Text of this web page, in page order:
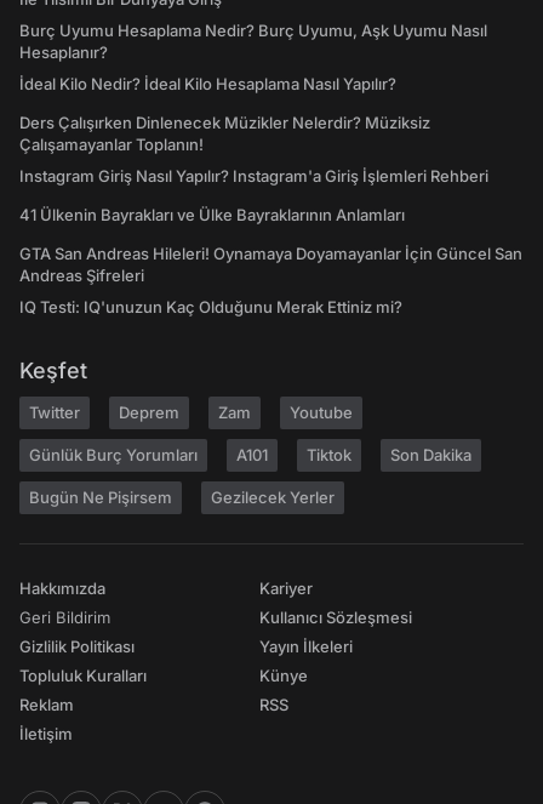
Burç Uyumu Hesaplama Nedir? Burç Uyumu, Aşk Uyumu Nasıl
Hesaplanır?
İdeal Kilo Nedir? İdeal Kilo Hesaplama Nasıl Yapılır?
Ders Çalışırken Dinlenecek Müzikler Nelerdir? Müziksiz
Çalışamayanlar Toplanın!
Instagram Giriş Nasıl Yapılır? Instagram'a Giriş İşlemleri Rehberi
41 Ülkenin Bayrakları ve Ülke Bayraklarının Anlamları
GTA San Andreas Hileleri! Oynamaya Doyamayanlar İçin Güncel San
Andreas Şifreleri
IQ Testi: IQ'unuzun Kaç Olduğunu Merak Ettiniz mi?
Keşfet
Twitter Deprem Zam Youtube
Günlük Burç Yorumları A101 Tiktok Son Dakika
Bugün Ne Pişirsem Gezilecek Yerler
Hakkımızda
Geri Bildirim
Gizlilik Politikası
Topluluk Kuralları
Reklam
İletişim
Kariyer
Kullanıcı Sözleşmesi
Yayın İlkeleri
Künye
RSS